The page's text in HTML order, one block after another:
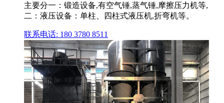
主要分一：锻造设备,有空气锤,蒸气锤,摩擦压力机等,
二：液压设备：单柱、四柱式液压机,折弯机等。
联系电话: 180 3780 8511